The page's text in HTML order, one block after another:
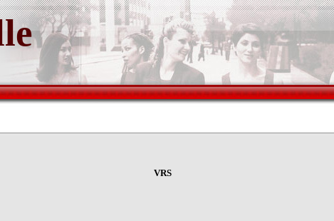
2022 VRS